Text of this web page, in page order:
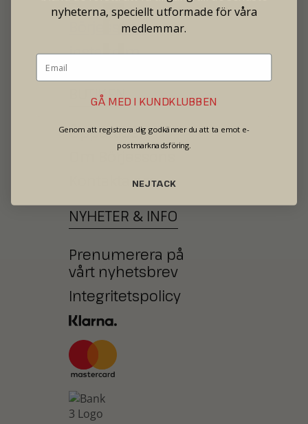
BUTIKEN
Öppettider
Om Börjessons
Kontakta oss
NYHETER & INFO
Prenumerera på
vårt nyhetsbrev
Integritetspolicy
nyheterna, speciellt utformade för våra
medlemmar.
GÅ MED I KUNDKLUBBEN
Genom att registrera dig godkänner du att ta emot e-
postmarknadsföring.
NEJ TACK